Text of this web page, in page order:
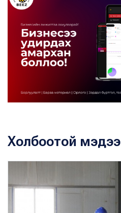
Холбоотой мэдээ